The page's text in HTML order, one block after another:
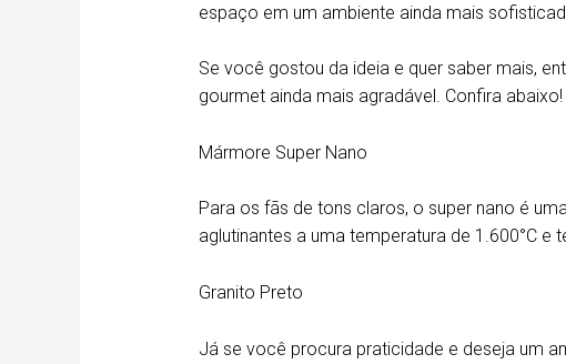
espaço em um ambiente ainda mais
Se você gostou da ideia e quer saber mais,
gourmet ainda mais agradável. Confira abaixo!
Mármore Super Nano
Para os fãs de tons claros, o super nano é
aglutinantes a uma temperatura de 1.600°C e
Granito Preto
Já se você procura praticidade e deseja um